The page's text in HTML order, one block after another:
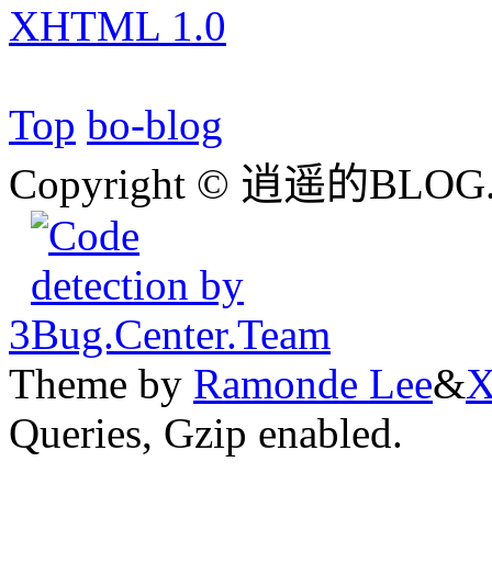
XHTML 1.0
Top bo-blog
Copyright © 逍遥的
3
Theme by Ramonde Lee&
Queries, Gzip enabled.